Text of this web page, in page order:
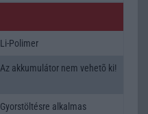
Li-Polimer
Az akkumulátor nem vehetõ ki!
Gyorstöltésre alkalmas